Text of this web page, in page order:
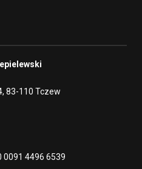
83-110 Tczew
0091 4496 6539